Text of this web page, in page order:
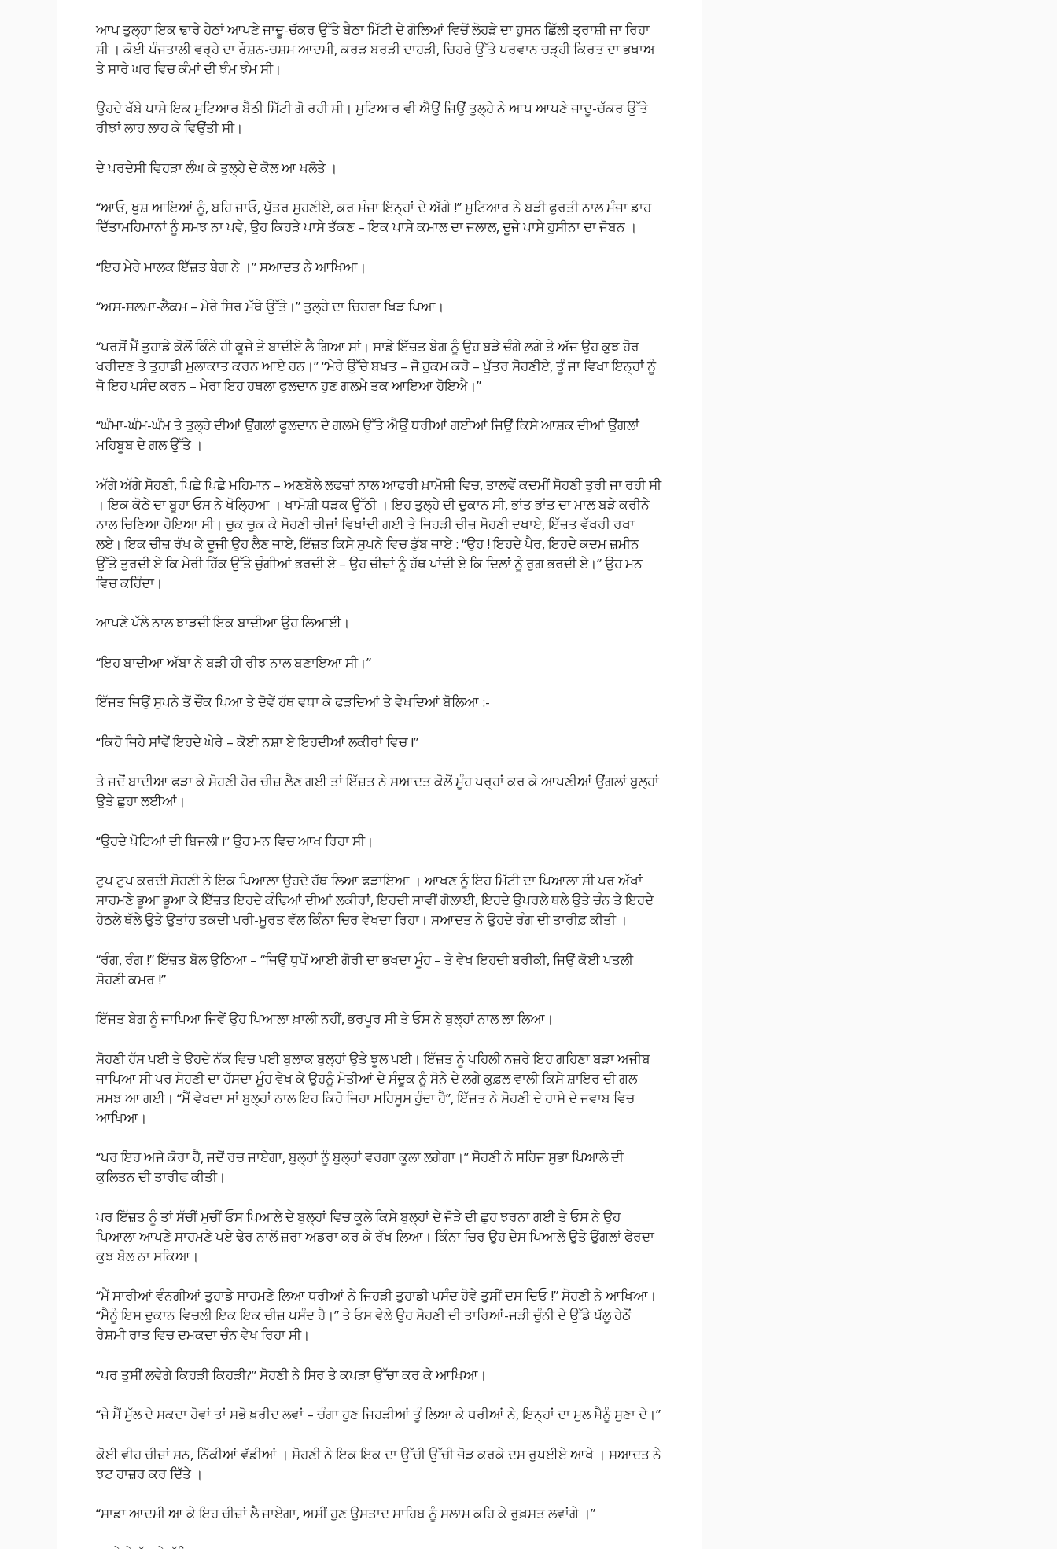
ਆਪ ਤੁਲ੍ਹਾ ਇਕ ਢਾਰੇ ਹੇਠਾਂ ਆਪਣੇ ਜਾਦੂ-ਚੱਕਰ ਉੱਤੇ ਬੈਠਾ ਮਿੱਟੀ ਦੇ ਗੋਲਿਆਂ ਵਿਚੋਂ ਲੋਹੜੇ ਦਾ ਹੁਸਨ ਛਿੱਲੀ ਤ੍ਰਾਸ਼ੀ ਜਾ ਰਿਹਾ
ਸੀ । ਕੋਈ ਪੰਜਤਾਲੀ ਵਰ੍ਹੇ ਦਾ ਰੌਸ਼ਨ-ਚਸ਼ਮ ਆਦਮੀ, ਕਰੜ ਬਰੜੀ ਦਾਹੜੀ, ਚਿਹਰੇ ਉੱਤੇ ਪਰਵਾਨ ਚੜ੍ਹੀ ਕਿਰਤ ਦਾ ਭਖਾਅ
ਤੇ ਸਾਰੇ ਘਰ ਵਿਚ ਕੰਮਾਂ ਦੀ ਝੰਮ ਝੰਮ ਸੀ।
ਉਹਦੇ ਖੱਬੇ ਪਾਸੇ ਇਕ ਮੁਟਿਆਰ ਬੈਠੀ ਮਿੱਟੀ ਗੋ ਰਹੀ ਸੀ। ਮੁਟਿਆਰ ਵੀ ਐਉਂ ਜਿਉਂ ਤੁਲ੍ਹੇ ਨੇ ਆਪ ਆਪਣੇ ਜਾਦੂ-ਚੱਕਰ ਉੱਤੇ
ਰੀਝਾਂ ਲਾਹ ਲਾਹ ਕੇ ਵਿਉਂਤੀ ਸੀ।
ਦੇ ਪਰਦੇਸੀ ਵਿਹੜਾ ਲੰਘ ਕੇ ਤੁਲ੍ਹੇ ਦੇ ਕੋਲ ਆ ਖਲੋਤੇ ।
“ਆਓ, ਖੁਸ਼ ਆਇਆਂ ਨੂੰ, ਬਹਿ ਜਾਓ, ਪੁੱਤਰ ਸੁਹਣੀਏ, ਕਰ ਮੰਜਾ ਇਨ੍ਹਾਂ ਦੇ ਅੱਗੇ !” ਮੁਟਿਆਰ ਨੇ ਬੜੀ ਫੁਰਤੀ ਨਾਲ ਮੰਜਾ ਡਾਹ
ਦਿੱਤਾਮਹਿਮਾਨਾਂ ਨੂੰ ਸਮਝ ਨਾ ਪਵੇ, ਉਹ ਕਿਹੜੇ ਪਾਸੇ ਤੱਕਣ – ਇਕ ਪਾਸੇ ਕਮਾਲ ਦਾ ਜਲਾਲ, ਦੂਜੇ ਪਾਸੇ ਹੁਸੀਨਾ ਦਾ ਜੋਬਨ ।
“ਇਹ ਮੇਰੇ ਮਾਲਕ ਇੱਜ਼ਤ ਬੇਗ ਨੇ ।” ਸਆਦਤ ਨੇ ਆਖਿਆ।
“ਅਸ-ਸਲਮਾ-ਲੈਕਮ – ਮੇਰੇ ਸਿਰ ਮੱਥੇ ਉੱਤੇ।” ਤੁਲ੍ਹੇ ਦਾ ਚਿਹਰਾ ਖਿੜ ਪਿਆ।
“ਪਰਸੋਂ ਮੈਂ ਤੁਹਾਡੇ ਕੋਲੋਂ ਕਿੰਨੇ ਹੀ ਕੂਜੇ ਤੇ ਬਾਦੀਏ ਲੈ ਗਿਆ ਸਾਂ। ਸਾਡੇ ਇੱਜ਼ਤ ਬੇਗ ਨੂੰ ਉਹ ਬੜੇ ਚੰਗੇ ਲਗੇ ਤੇ ਅੱਜ ਉਹ ਕੁਝ ਹੋਰ
ਖਰੀਦਣ ਤੇ ਤੁਹਾਡੀ ਮੁਲਾਕਾਤ ਕਰਨ ਆਏ ਹਨ।” “ਮੇਰੇ ਉੱਚੇ ਬਖ਼ਤ – ਜੋ ਹੁਕਮ ਕਰੋ – ਪੁੱਤਰ ਸੋਹਣੀਏ, ਤੂੰ ਜਾ ਵਿਖਾ ਇਨ੍ਹਾਂ ਨੂੰ
ਜੋ ਇਹ ਪਸੰਦ ਕਰਨ – ਮੇਰਾ ਇਹ ਹਥਲਾ ਫੁਲਦਾਨ ਹੁਣ ਗਲਮੇ ਤਕ ਆਇਆ ਹੋਇਐ।”
“ਘੰਮਾ-ਘੰਮ-ਘੰਮ ਤੇ ਤੁਲ੍ਹੇ ਦੀਆਂ ਉਂਗਲਾਂ ਫੂਲਦਾਨ ਦੇ ਗਲਮੇ ਉੱਤੇ ਐਉਂ ਧਰੀਆਂ ਗਈਆਂ ਜਿਉਂ ਕਿਸੇ ਆਸ਼ਕ ਦੀਆਂ ਉਂਗਲਾਂ
ਮਹਿਬੂਬ ਦੇ ਗਲ ਉੱਤੇ ।
ਅੱਗੇ ਅੱਗੇ ਸੋਹਣੀ, ਪਿਛੇ ਪਿਛੇ ਮਹਿਮਾਨ – ਅਣਬੋਲੇ ਲਫਜ਼ਾਂ ਨਾਲ ਆਫਰੀ ਖ਼ਾਮੋਸ਼ੀ ਵਿਚ, ਤਾਲਵੇਂ ਕਦਮੀਂ ਸੋਹਣੀ ਤੁਰੀ ਜਾ ਰਹੀ ਸੀ
। ਇਕ ਕੋਠੇ ਦਾ ਬੂਹਾ ਓਸ ਨੇ ਖੋਲ੍ਹਿਆ । ਖਾਮੋਸ਼ੀ ਧੜਕ ਉੱਠੀ । ਇਹ ਤੁਲ੍ਹੇ ਦੀ ਦੁਕਾਨ ਸੀ, ਭਾਂਤ ਭਾਂਤ ਦਾ ਮਾਲ ਬੜੇ ਕਰੀਨੇ
ਨਾਲ ਚਿਣਿਆ ਹੋਇਆ ਸੀ। ਚੁਕ ਚੁਕ ਕੇ ਸੋਹਣੀ ਚੀਜ਼ਾਂ ਵਿਖਾਂਦੀ ਗਈ ਤੇ ਜਿਹੜੀ ਚੀਜ਼ ਸੋਹਣੀ ਦਖਾਏ, ਇੱਜ਼ਤ ਵੱਖਰੀ ਰਖਾ
ਲਏ। ਇਕ ਚੀਜ਼ ਰੱਖ ਕੇ ਦੂਜੀ ਉਹ ਲੈਣ ਜਾਏ, ਇੱਜ਼ਤ ਕਿਸੇ ਸੁਪਨੇ ਵਿਚ ਡੁੱਬ ਜਾਏ : “ਉਹ ! ਇਹਦੇ ਪੈਰ, ਇਹਦੇ ਕਦਮ ਜ਼ਮੀਨ
ਉੱਤੇ ਤੁਰਦੀ ਏ ਕਿ ਮੇਰੀ ਹਿੱਕ ਉੱਤੇ ਚੁੰਗੀਆਂ ਭਰਦੀ ਏ – ਉਹ ਚੀਜ਼ਾਂ ਨੂੰ ਹੱਥ ਪਾਂਦੀ ਏ ਕਿ ਦਿਲਾਂ ਨੂੰ ਰੁਗ ਭਰਦੀ ਏ।” ਉਹ ਮਨ
ਵਿਚ ਕਹਿੰਦਾ।
ਆਪਣੇ ਪੱਲੇ ਨਾਲ ਝਾੜਦੀ ਇਕ ਬਾਦੀਆ ਉਹ ਲਿਆਈ।
“ਇਹ ਬਾਦੀਆ ਅੱਬਾ ਨੇ ਬੜੀ ਹੀ ਰੀਝ ਨਾਲ ਬਣਾਇਆ ਸੀ।”
ਇੱਜਤ ਜਿਉਂ ਸੁਪਨੇ ਤੋਂ ਚੌਂਕ ਪਿਆ ਤੇ ਦੋਵੇਂ ਹੱਥ ਵਧਾ ਕੇ ਫੜਦਿਆਂ ਤੇ ਵੇਖਦਿਆਂ ਬੋਲਿਆ :-
“ਕਿਹੋ ਜਿਹੇ ਸਾਂਵੇਂ ਇਹਦੇ ਘੇਰੇ – ਕੋਈ ਨਸ਼ਾ ਏ ਇਹਦੀਆਂ ਲਕੀਰਾਂ ਵਿਚ !”
ਤੇ ਜਦੋਂ ਬਾਦੀਆ ਫੜਾ ਕੇ ਸੋਹਣੀ ਹੋਰ ਚੀਜ਼ ਲੈਣ ਗਈ ਤਾਂ ਇੱਜ਼ਤ ਨੇ ਸਆਦਤ ਕੋਲੋਂ ਮੂੰਹ ਪਰ੍ਹਾਂ ਕਰ ਕੇ ਆਪਣੀਆਂ ਉਂਗਲਾਂ ਬੁਲ੍ਹਾਂ
ਉਤੇ ਛੁਹਾ ਲਈਆਂ।
“ਉਹਦੇ ਪੋਟਿਆਂ ਦੀ ਬਿਜਲੀ !” ਉਹ ਮਨ ਵਿਚ ਆਖ ਰਿਹਾ ਸੀ।
ਟੁਪ ਟੁਪ ਕਰਦੀ ਸੋਹਣੀ ਨੇ ਇਕ ਪਿਆਲਾ ਉਹਦੇ ਹੱਥ ਲਿਆ ਫੜਾਇਆ । ਆਖਣ ਨੂੰ ਇਹ ਮਿੱਟੀ ਦਾ ਪਿਆਲਾ ਸੀ ਪਰ ਅੱਖਾਂ
ਸਾਹਮਣੇ ਭੂਆ ਭੂਆ ਕੇ ਇੱਜ਼ਤ ਇਹਦੇ ਕੰਢਿਆਂ ਦੀਆਂ ਲਕੀਰਾਂ, ਇਹਦੀ ਸਾਵੀਂ ਗੋਲਾਈ, ਇਹਦੇ ਉਪਰਲੇ ਥਲੇ ਉਤੇ ਚੰਨ ਤੇ ਇਹਦੇ
ਹੇਠਲੇ ਥੱਲੇ ਉਤੇ ਉਤਾਂਹ ਤਕਦੀ ਪਰੀ-ਮੂਰਤ ਵੱਲ ਕਿੰਨਾ ਚਿਰ ਵੇਖਦਾ ਰਿਹਾ। ਸਆਦਤ ਨੇ ਉਹਦੇ ਰੰਗ ਦੀ ਤਾਰੀਫ਼ ਕੀਤੀ ।
“ਰੰਗ, ਰੰਗ !” ਇੱਜ਼ਤ ਬੋਲ ਉਠਿਆ – “ਜਿਉਂ ਧੁਪੋਂ ਆਈ ਗੋਰੀ ਦਾ ਭਖਦਾ ਮੂੰਹ – ਤੇ ਵੇਖ ਇਹਦੀ ਬਰੀਕੀ, ਜਿਉਂ ਕੋਈ ਪਤਲੀ
ਸੋਹਣੀ ਕਮਰ !”
ਇੱਜਤ ਬੇਗ ਨੂੰ ਜਾਪਿਆ ਜਿਵੇਂ ਉਹ ਪਿਆਲਾ ਖ਼ਾਲੀ ਨਹੀਂ, ਭਰਪੂਰ ਸੀ ਤੇ ਓਸ ਨੇ ਬੁਲ੍ਹਾਂ ਨਾਲ ਲਾ ਲਿਆ।
ਸੋਹਣੀ ਹੱਸ ਪਈ ਤੇ ੳਹਦੇ ਨੱਕ ਵਿਚ ਪਈ ਬੁਲਾਕ ਬੁਲ੍ਹਾਂ ਉਤੇ ਝੂਲ ਪਈ। ਇੱਜ਼ਤ ਨੂੰ ਪਹਿਲੀ ਨਜ਼ਰੇ ਇਹ ਗਹਿਣਾ ਬੜਾ ਅਜੀਬ
ਜਾਪਿਆ ਸੀ ਪਰ ਸੋਹਣੀ ਦਾ ਹੱਸਦਾ ਮੂੰਹ ਵੇਖ ਕੇ ਉਹਨੂੰ ਮੋਤੀਆਂ ਦੇ ਸੰਦੂਕ ਨੂੰ ਸੋਨੇ ਦੇ ਲਗੇ ਕੁਫ਼ਲ ਵਾਲੀ ਕਿਸੇ ਸ਼ਾਇਰ ਦੀ ਗਲ
ਸਮਝ ਆ ਗਈ। “ਮੈਂ ਵੇਖਦਾ ਸਾਂ ਬੁਲ੍ਹਾਂ ਨਾਲ ਇਹ ਕਿਹੋ ਜਿਹਾ ਮਹਿਸੂਸ ਹੁੰਦਾ ਹੈ”, ਇੱਜ਼ਤ ਨੇ ਸੋਹਣੀ ਦੇ ਹਾਸੇ ਦੇ ਜਵਾਬ ਵਿਚ
ਆਖਿਆ।
“ਪਰ ਇਹ ਅਜੇ ਕੋਰਾ ਹੈ, ਜਦੋਂ ਰਚ ਜਾਏਗਾ, ਬੁਲ੍ਹਾਂ ਨੂੰ ਬੁਲ੍ਹਾਂ ਵਰਗਾ ਕੂਲਾ ਲਗੇਗਾ।” ਸੋਹਣੀ ਨੇ ਸਹਿਜ ਸੁਭਾ ਪਿਆਲੇ ਦੀ
ਕੁਲਿਤਨ ਦੀ ਤਾਰੀਫ ਕੀਤੀ।
ਪਰ ਇੱਜ਼ਤ ਨੂੰ ਤਾਂ ਸੱਚੀਂ ਮੁਚੀਂ ਓਸ ਪਿਆਲੇ ਦੇ ਬੁਲ੍ਹਾਂ ਵਿਚ ਕੂਲੇ ਕਿਸੇ ਬੁਲ੍ਹਾਂ ਦੇ ਜੋੜੇ ਦੀ ਛੁਹ ਝਰਨਾ ਗਈ ਤੇ ਓਸ ਨੇ ਉਹ
ਪਿਆਲਾ ਆਪਣੇ ਸਾਹਮਣੇ ਪਏ ਢੇਰ ਨਾਲੋਂ ਜ਼ਰਾ ਅਡਰਾ ਕਰ ਕੇ ਰੱਖ ਲਿਆ। ਕਿੰਨਾ ਚਿਰ ਉਹ ਦੇਸ ਪਿਆਲੇ ਉਤੇ ਉਂਗਲਾਂ ਫੇਰਦਾ
ਕੁਝ ਬੋਲ ਨਾ ਸਕਿਆ।
“ਮੈਂ ਸਾਰੀਆਂ ਵੰਨਗੀਆਂ ਤੁਹਾਡੇ ਸਾਹਮਣੇ ਲਿਆ ਧਰੀਆਂ ਨੇ ਜਿਹੜੀ ਤੁਹਾਡੀ ਪਸੰਦ ਹੋਵੇ ਤੁਸੀਂ ਦਸ ਦਿਓ !” ਸੋਹਣੀ ਨੇ ਆਖਿਆ।
“ਮੈਨੂੰ ਇਸ ਦੁਕਾਨ ਵਿਚਲੀ ਇਕ ਇਕ ਚੀਜ਼ ਪਸੰਦ ਹੈ।” ਤੇ ਓਸ ਵੇਲੇ ਉਹ ਸੋਹਣੀ ਦੀ ਤਾਰਿਆਂ-ਜੜੀ ਚੁੰਨੀ ਦੇ ਉੱਡੇ ਪੱਲੂ ਹੇਠੋਂ
ਰੇਸ਼ਮੀ ਰਾਤ ਵਿਚ ਦਮਕਦਾ ਚੰਨ ਵੇਖ ਰਿਹਾ ਸੀ।
“ਪਰ ਤੁਸੀਂ ਲਵੇਗੇ ਕਿਹੜੀ ਕਿਹੜੀ?” ਸੋਹਣੀ ਨੇ ਸਿਰ ਤੇ ਕਪੜਾ ਉੱਚਾ ਕਰ ਕੇ ਆਖਿਆ।
“ਜੇ ਮੈਂ ਮੁੱਲ ਦੇ ਸਕਦਾ ਹੋਵਾਂ ਤਾਂ ਸਭੋ ਖ਼ਰੀਦ ਲਵਾਂ – ਚੰਗਾ ਹੁਣ ਜਿਹੜੀਆਂ ਤੂੰ ਲਿਆ ਕੇ ਧਰੀਆਂ ਨੇ, ਇਨ੍ਹਾਂ ਦਾ ਮੁਲ ਮੈਨੂੰ ਸੁਣਾ ਦੇ।”
ਕੋਈ ਵੀਹ ਚੀਜ਼ਾਂ ਸਨ, ਨਿੱਕੀਆਂ ਵੱਡੀਆਂ । ਸੋਹਣੀ ਨੇ ਇਕ ਇਕ ਦਾ ਉੱਚੀ ਉੱਚੀ ਜੋੜ ਕਰਕੇ ਦਸ ਰੁਪਈਏ ਆਖੇ । ਸਆਦਤ ਨੇ
ਝਟ ਹਾਜ਼ਰ ਕਰ ਦਿੱਤੇ ।
“ਸਾਡਾ ਆਦਮੀ ਆ ਕੇ ਇਹ ਚੀਜ਼ਾਂ ਲੈ ਜਾਏਗਾ, ਅਸੀਂ ਹੁਣ ਉਸਤਾਦ ਸਾਹਿਬ ਨੂੰ ਸਲਾਮ ਕਹਿ ਕੇ ਰੁਖ਼ਸਤ ਲਵਾਂਗੇ ।”